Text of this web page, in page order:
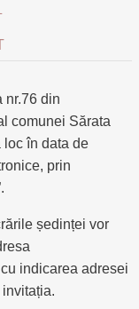
nr.76 din
comunei Sărata
loc în data de
prin
ședinței vor
indicarea adresei